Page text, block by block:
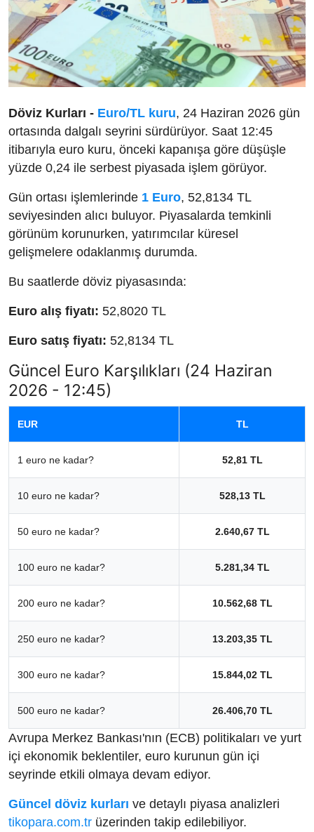
Döviz Kurları - Euro/TL kuru, 24 Haziran 2026 gün
ortasında dalgalı seyrini sürdürüyor. Saat 12:45
itibarıyla euro kuru, önceki kapanışa göre düşüşle
yüzde 0,24 ile serbest piyasada işlem görüyor.
Gün ortası işlemlerinde 1 Euro, 52,8134 TL
seviyesinden alıcı buluyor. Piyasalarda temkinli
görünüm korunurken, yatırımcılar küresel
gelişmelere odaklanmış durumda.
Bu saatlerde döviz piyasasında:
Euro alış fiyatı: 52,8020 TL
Euro satış fiyatı: 52,8134 TL
Güncel Euro Karşılıkları (24 Haziran
2026 - 12:45)
EUR TL
1 euro ne kadar? 52,81 TL
10 euro ne kadar? 528,13 TL
50 euro ne kadar? 2.640,67 TL
100 euro ne kadar? 5.281,34 TL
200 euro ne kadar? 10.562,68 TL
250 euro ne kadar? 13.203,35 TL
300 euro ne kadar? 15.844,02 TL
500 euro ne kadar? 26.406,70 TL
Avrupa Merkez Bankası'nın (ECB) politikaları ve yurt
içi ekonomik beklentiler, euro kurunun gün içi
seyrinde etkili olmaya devam ediyor.
Güncel döviz kurları ve detaylı piyasa analizleri
tikopara.com.tr üzerinden takip edilebiliyor.